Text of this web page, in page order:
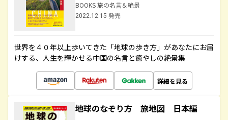
BOOKS 旅の名言＆絶景
2022.12.15 発売
世界を４０年以上歩いてきた「地球の歩き方」があなたにお届
けする、人生を輝かせる中国の名言と癒やしの絶景集
詳細を見る
地球のなぞり方 旅地図 日本編